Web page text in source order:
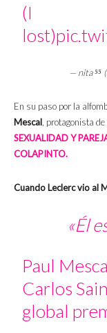
(I
lost)
— nita ⁵⁵
En su paso por la
Mescal, protagonista de
SEXUALIDAD Y
COLAPINTO.
Cuando Leclerc vio al
«Él
Paul
Carlos
global